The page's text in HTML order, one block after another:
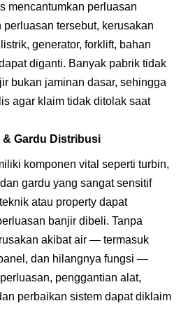
mencantumkan perluasan
tersebut, kerusakan
generator, forklift, bahan
diganti. Banyak pabrik tidak
bukan jaminan dasar, sehingga
agar klaim tidak ditolak saat
Gardu Distribusi
komponen vital seperti turbin,
gardu yang sangat sensitif
atau property dapat
banjir dibeli. Tanpa
akibat air — termasuk
dan hilangnya fungsi —
penggantian alat,
perbaikan sistem dapat diklaim